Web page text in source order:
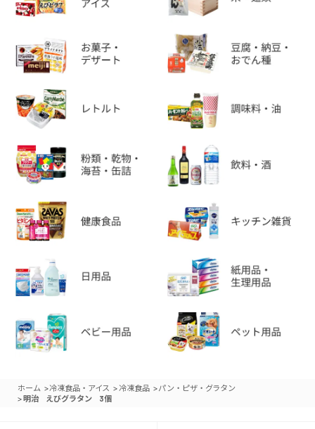
ホーム >冷凍食品・アイス > 冷凍食品 >パン・ピザ・グラタン
> 明治 えびグラタン 3個